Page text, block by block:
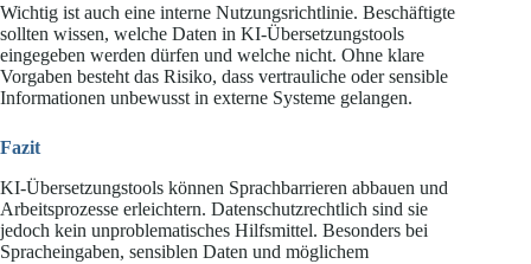
Wichtig ist auch eine interne Nutzungsrichtlinie. Beschäftigte
sollten wissen, welche Daten in KI-Übersetzungstools
eingegeben werden dürfen und welche nicht. Ohne klare
Vorgaben besteht das Risiko, dass vertrauliche oder sensible
Informationen unbewusst in externe Systeme gelangen.
Fazit
KI-Übersetzungstools können Sprachbarrieren abbauen und
Arbeitsprozesse erleichtern. Datenschutzrechtlich sind sie
jedoch kein unproblematisches Hilfsmittel. Besonders bei
Spracheingaben, sensiblen Daten und möglichem